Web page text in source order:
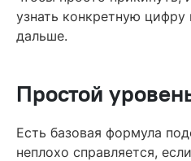
узнать конкретную цифру
дальше.
Простой
Есть базовая формула
неплохо справляется,